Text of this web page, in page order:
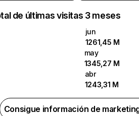
de últimas visitas 3 meses
jun
1261,45 M
may
1345,27 M
abr
1243,31 M
Consigue información de